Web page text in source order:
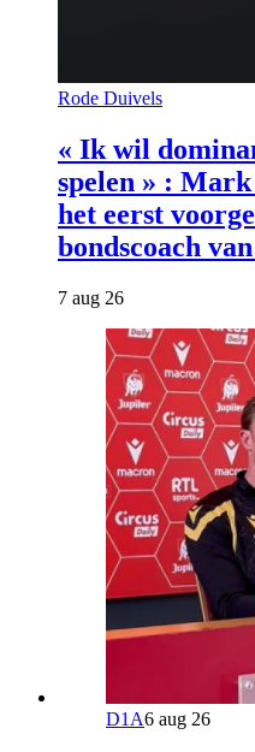
Rode Duivels
« Ik wil
spelen » :
het eerst
bondscoach
7 aug 26
D1A6 aug 26